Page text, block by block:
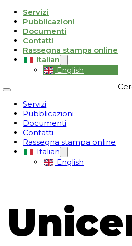
Servizi
Pubblicazioni
Documenti
Contatti
Rassegna stampa online
Italian
English
Servizi
Pubblicazioni
Documenti
Contatti
Rassegna stampa online
Italian
English
sulla raccolta